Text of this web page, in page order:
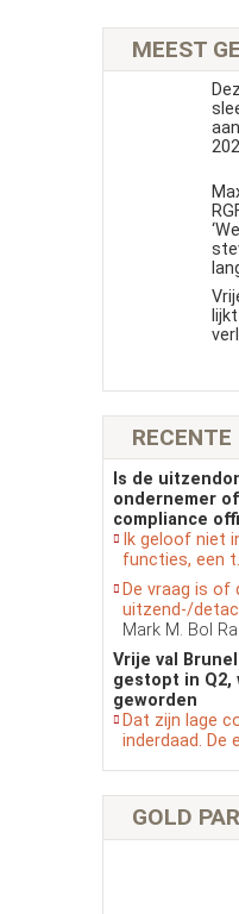
MEEST
Is de
ondernemer
compliance
Ik geloof niet
functies, een
De vraag is of
uitzend-/
Mark M. Bol
Vrije val
gestopt in Q2,
geworden
Dat zijn lage
inderdaad. De
GOLD